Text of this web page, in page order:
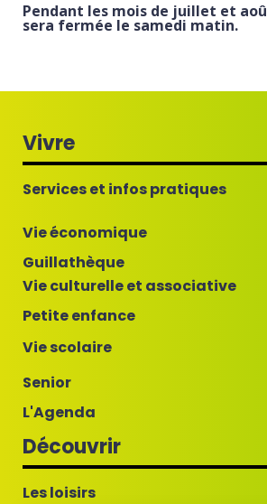
Pendant les mois de juillet et
sera fermée le samedi matin.
Vivre
Services et infos pratiques
Vie économique
Guillathèque
Vie culturelle et associative
Petite enfance
Vie scolaire
Senior
L'Agenda
Découvrir
Les loisirs